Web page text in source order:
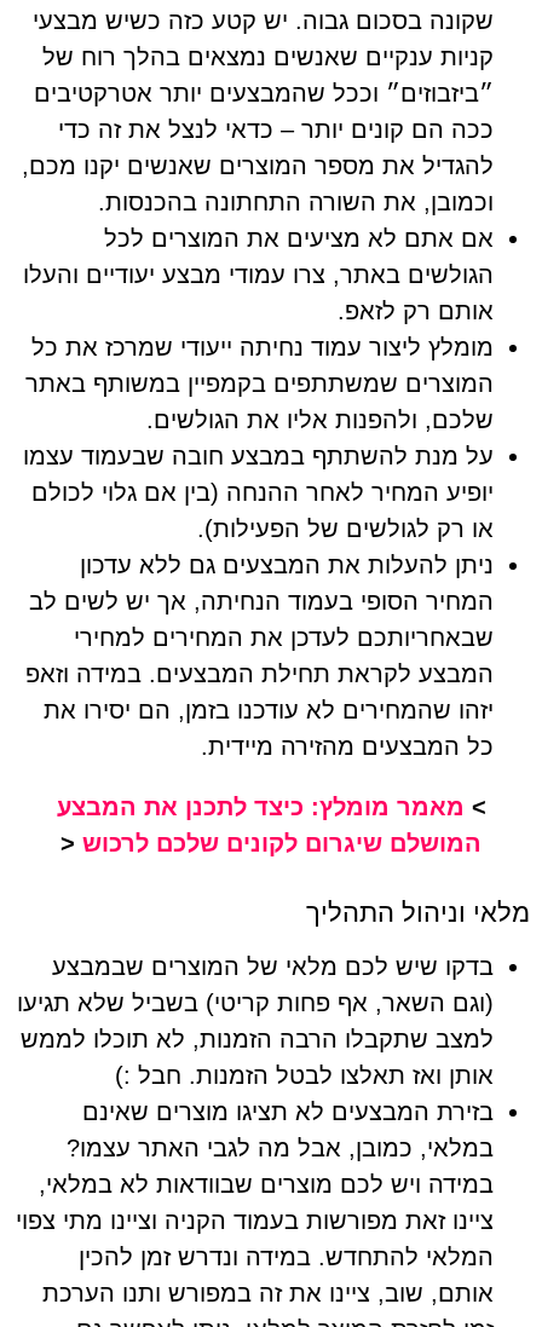
שקונה בסכום גבוה. יש קטע כזה כשיש מבצעי
קניות ענקיים שאנשים נמצאים בהלך רוח של
״ביזבוזים״ וככל שהמבצעים יותר אטרקטיבים
ככה הם קונים יותר – כדאי לנצל את זה כדי
להגדיל את מספר המוצרים שאנשים יקנו מכם,
וכמובן, את השורה התחתונה בהכנסות.
אם אתם לא מציעים את המוצרים לכל
הגולשים באתר, צרו עמודי מבצע יעודיים והעלו
אותם רק לזאפ.
מומלץ ליצור עמוד נחיתה ייעודי שמרכז את כל
המוצרים שמשתתפים בקמפיין במשותף באתר
שלכם, ולהפנות אליו את הגולשים.
על מנת להשתתף במבצע חובה שבעמוד עצמו
יופיע המחיר לאחר ההנחה (בין אם גלוי לכולם
או רק לגולשים של הפעילות).
ניתן להעלות את המבצעים גם ללא עדכון
המחיר הסופי בעמוד הנחיתה, אך יש לשים לב
שבאחריותכם לעדכן את המחירים למחירי
המבצע לקראת תחילת המבצעים. במידה וזאפ
יזהו שהמחירים לא עודכנו בזמן, הם יסירו את
כל המבצעים מהזירה מיידית.
> מאמר מומלץ: כיצד לתכנן את המבצע
המושלם שיגרום לקונים שלכם לרכוש<
מלאי וניהול התהליך
בדקו שיש לכם מלאי של המוצרים שבמבצע
(וגם השאר, אף פחות קריטי) בשביל שלא תגיעו
למצב שתקבלו הרבה הזמנות, לא תוכלו לממש
אותן ואז תאלצו לבטל הזמנות. חבל :)
בזירת המבצעים לא תציגו מוצרים שאינם
במלאי, כמובן, אבל מה לגבי האתר עצמו?
במידה ויש לכם מוצרים שבוודאות לא במלאי,
ציינו זאת מפורשות בעמוד הקניה וציינו מתי צפוי
המלאי להתחדש. במידה ונדרש זמן להכין
אותם, שוב, ציינו את זה במפורש ותנו הערכת